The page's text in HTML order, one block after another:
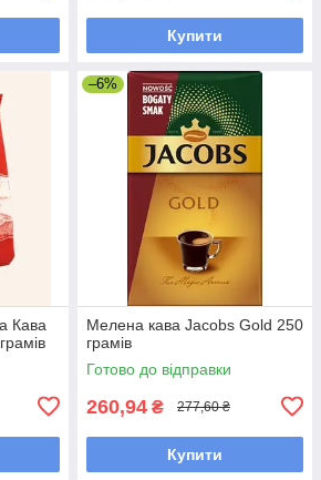
Купити
Кава
–6%
Мелена кава Jacobs Gold 250
грамів
Готово до відправки
260,94 ₴ 277,60 ₴
Купити